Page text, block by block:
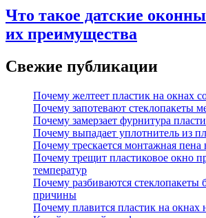
Что такое датские
их преимущества
Свежие публикации
Почему желтеет пластик на окнах
Почему запотевают стеклопакеты
Почему замерзает фурнитура
Почему выпадает уплотнитель из
Почему трескается монтажная пена
Почему трещит пластиковое окно
температур
Почему разбиваются стеклопакеты
причины
Почему плавится пластик на